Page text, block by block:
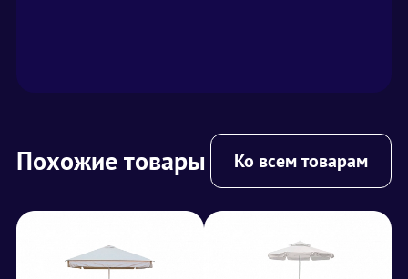
Похожие товары Ко всем товарам